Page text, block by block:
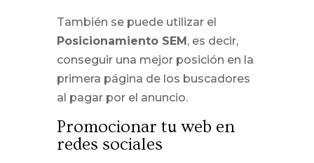
También se puede utilizar el
Posicionamiento SEM, es decir,
conseguir una mejor posición en la
primera página de los buscadores
al pagar por el anuncio.
Promocionar tu web en
redes sociales